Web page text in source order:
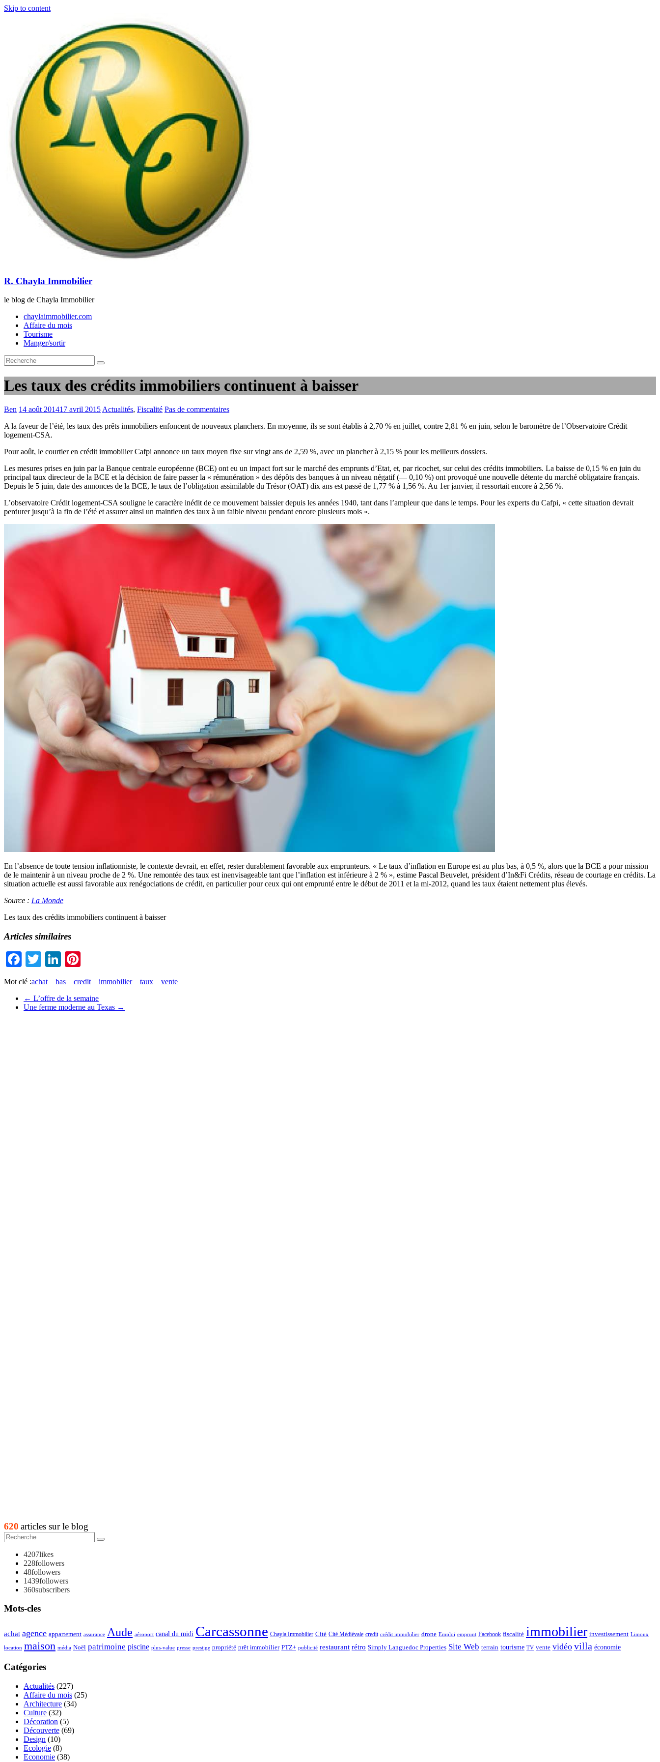
Skip to content
R. Chayla Immobilier
le blog de Chayla Immobilier
chaylaimmobilier.com
Affaire du mois
Tourisme
Manger/sortir
Les taux des crédits immobiliers continuent à baisser
Ben 14 août 201417 avril 2015 Actualités, Fiscalité Pas de commentaires
A la faveur de l’été, les taux des prêts immobiliers enfoncent de nouveaux planchers. En moyenne, ils se sont établis à 2,70 % en juillet, contre 2,81 % en juin, selon le baromètre de l’Observatoire Crédit
logement-CSA.
Pour août, le courtier en crédit immobilier Cafpi annonce un taux moyen fixe sur vingt ans de 2,59 %, avec un plancher à 2,15 % pour les meilleurs dossiers.
Les mesures prises en juin par la Banque centrale européenne (BCE) ont eu un impact fort sur le marché des emprunts d’Etat, et, par ricochet, sur celui des crédits immobiliers. La baisse de 0,15 % en juin du
principal taux directeur de la BCE et la décision de faire passer la « rémunération » des dépôts des banques à un niveau négatif (— 0,10 %) ont provoqué une nouvelle détente du marché obligataire français.
Depuis le 5 juin, date des annonces de la BCE, le taux de l’obligation assimilable du Trésor (OAT) dix ans est passé de 1,77 % à 1,56 %. Au 1er janvier, il ressortait encore à 2,56 %.
L’observatoire Crédit logement-CSA souligne le caractère inédit de ce mouvement baissier depuis les années 1940, tant dans l’ampleur que dans le temps. Pour les experts du Cafpi, « cette situation devrait
perdurer jusqu’à la fin de l’été et assurer ainsi un maintien des taux à un faible niveau pendant encore plusieurs mois ».
En l’absence de toute tension inflationniste, le contexte devrait, en effet, rester durablement favorable aux emprunteurs. « Le taux d’inflation en Europe est au plus bas, à 0,5 %, alors que la BCE a pour mission
de le maintenir à un niveau proche de 2 %. Une remontée des taux est inenvisageable tant que l’inflation est inférieure à 2 % », estime Pascal Beuvelet, président d’In&Fi Crédits, réseau de courtage en crédits. La
situation actuelle est aussi favorable aux renégociations de crédit, en particulier pour ceux qui ont emprunté entre le début de 2011 et la mi-2012, quand les taux étaient nettement plus élevés.
Source : La Monde
Les taux des crédits immobiliers continuent à baisser
Articles similaires
Facebook
TwitterLinkedIn
Mot clé :achat bas credit immobilier taux
vente
← L’offre de la semaine
Une ferme moderne au Texas →
620 articles sur le blog
4207likes
228followers
48followers
1439followers
360subscribers
Mots-cles
achat agence appartement assurance Aude aéroport canal du midi Carcassonne Chayla Immobilier Cité Cité Médiévale credit crédit immobilier drone Emploi emprunt Facebook fiscalité immobilier investissement Limoux
location maison média Noël patrimoine piscine plus-value presse prestige propriété prêt immobilier PTZ+ publicité restaurant rétro Simply Languedoc Properties Site Web terrain tourisme TV vente vidéo villa économie
Catégories
Actualités (227)
Affaire du mois (25)
Architecture (34)
Culture (32)
Décoration (5)
Découverte (69)
Design (10)
Ecologie (8)
Economie (38)